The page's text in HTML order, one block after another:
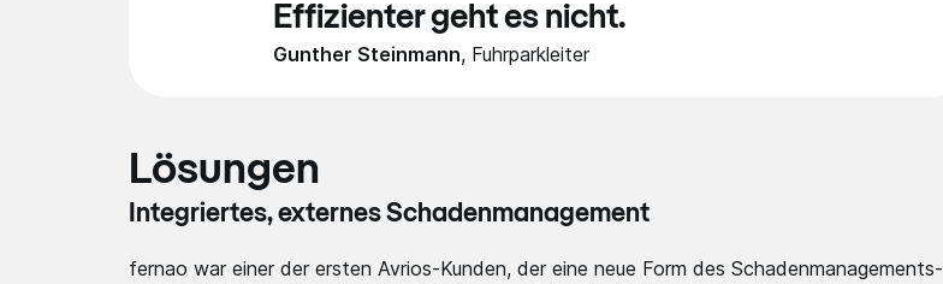
Effizienter geht es nicht.
Gunther Steinmann, Fuhrpa­rkleit­er
Lösungen
Integr­iertes­, externes Schade­nmanag­ement
fernao war einer der ersten Avrios-Kunden, der eine neue Form des Schade­nmanag­ements­